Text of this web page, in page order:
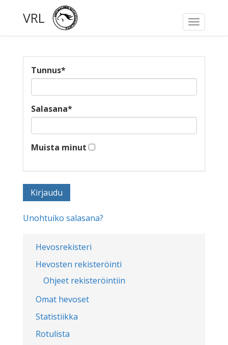
Toggle
VRL
Hevosrekisteri
Hevosten rekisteröinti
Ohjeet rekisteröintiin
Omat hevoset
Statistiikka
Rotulista
Tunnus*
Salasana*
Muista minut
Unohtuiko salasana?